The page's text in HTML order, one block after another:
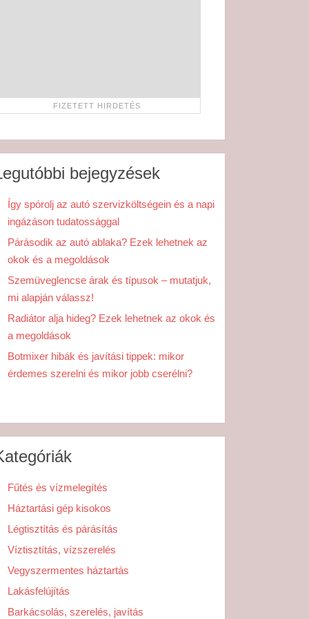
bejegyzések
Így spórolj az autó szervizköltségein és a napi
ingázáson tudatossággal
Párásodik az autó ablaka? Ezek lehetnek az
okok és a megoldások
Szemüveglencse árak és típusok – mutatjuk,
mi alapján válassz!
Radiátor alja hideg? Ezek lehetnek az okok és
a megoldások
Botmixer hibák és javítási tippek: mikor
érdemes szerelni és mikor jobb cserélni?
Fűtés és vízmelegítés
Háztartási gép kisokos
Légtisztítás és párásítás
Víztisztítás, vízszerelés
Vegyszermentes háztartás
Lakásfelújítás
Barkácsolás, szerelés, javítás